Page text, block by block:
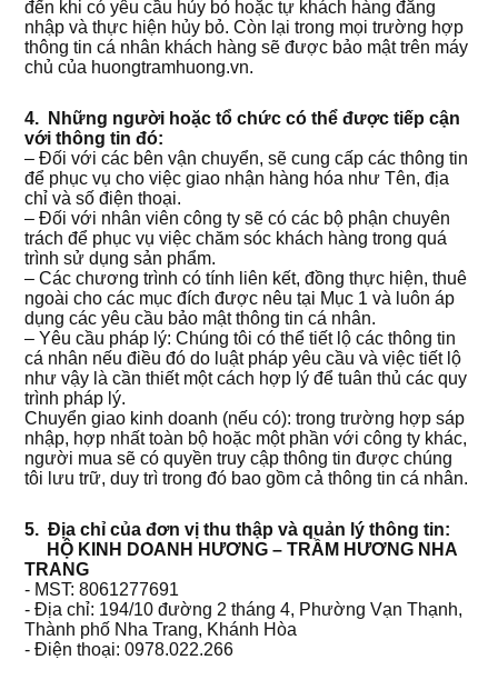
đến khi có yêu cầu hủy bỏ hoặc tự khách hàng đăng
nhập và thực hiện hủy bỏ. Còn lại trong mọi trường hợp
thông tin cá nhân khách hàng sẽ được bảo mật trên máy
chủ của huongtramhuong.vn.
4.
Những người hoặc tổ chức có thể được tiếp cận
với thông tin đó:
– Đối với các bên vận chuyển, sẽ cung cấp các thông tin
để phục vụ cho việc giao nhận hàng hóa như Tên, địa
chỉ và số điện thoại.
– Đối với nhân viên công ty sẽ có các bộ phận chuyên
trách để phục vụ việc chăm sóc khách hàng trong quá
trình sử dụng sản phẩm.
– Các chương trình có tính liên kết, đồng thực hiện, thuê
ngoài cho các mục đích được nêu tại Mục 1 và luôn áp
dụng các yêu cầu bảo mật thông tin cá nhân.
– Yêu cầu pháp lý: Chúng tôi có thể tiết lộ các thông tin
cá nhân nếu điều đó do luật pháp yêu cầu và việc tiết lộ
như vậy là cần thiết một cách hợp lý để tuân thủ các quy
trình pháp lý.
Chuyển giao kinh doanh (nếu có): trong trường hợp sáp
nhập, hợp nhất toàn bộ hoặc một phần với công ty khác,
người mua sẽ có quyền truy cập thông tin được chúng
tôi lưu trữ, duy trì trong đó bao gồm cả thông tin cá nhân.
5. Địa chỉ của đơn vị thu thập và quản lý thông tin:
HỘ KINH DOANH HƯƠNG – TRẦM HƯƠNG NHA
TRANG
- MST: 8061277691
- Địa chỉ: 194/10 đường 2 tháng 4, Phường Vạn Thạnh,
Thành phố Nha Trang, Khánh Hòa
- Điện thoại: 0978.022.266